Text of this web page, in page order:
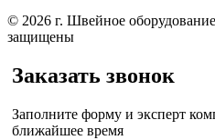
© 2026 г. Швейное
защищены
Заказать звонок
Заполните форму и эксперт
ближайшее время